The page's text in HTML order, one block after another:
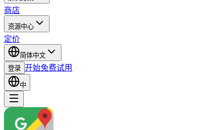
商店
资源中心
定价
简体中文
登录 开始免费试用
中